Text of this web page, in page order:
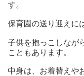
す。
保育園の送り迎えに
子供を抱っこしなが
こともあります。
中身は、お着替えや